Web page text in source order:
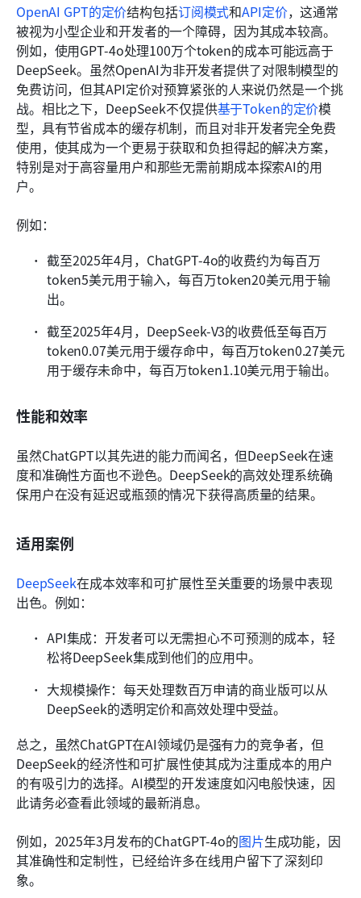
OpenAI GPT的定价结构包括订阅模式和API定价，这通常
被视为小型企业和开发者的一个障碍，因为其成本较高。
例如，使用GPT-4o处理100万个token的成本可能远高于
DeepSeek。虽然OpenAI为非开发者提供了对限制模型的
免费访问，但其API定价对预算紧张的人来说仍然是一个挑
战。相比之下，DeepSeek不仅提供基于Token的定价模
型，具有节省成本的缓存机制，而且对非开发者完全免费
使用，使其成为一个更易于获取和负担得起的解决方案，
特别是对于高容量用户和那些无需前期成本探索AI的用
户。
例如：
截至2025年4月，ChatGPT-4o的收费约为每百万
token5美元用于输入，每百万token20美元用于输
出。
截至2025年4月，DeepSeek-V3的收费低至每百万
token0.07美元用于缓存命中，每百万token0.27美元
用于缓存未命中，每百万token1.10美元用于输出。
性能和效率
虽然ChatGPT以其先进的能力而闻名，但DeepSeek在速
度和准确性方面也不逊色。DeepSeek的高效处理系统确
保用户在没有延迟或瓶颈的情况下获得高质量的结果。
适用案例
DeepSeek在成本效率和可扩展性至关重要的场景中表现
出色。例如：
API集成：开发者可以无需担心不可预测的成本，轻
松将DeepSeek集成到他们的应用中。
大规模操作：每天处理数百万申请的商业版可以从
DeepSeek的透明定价和高效处理中受益。
总之，虽然ChatGPT在AI领域仍是强有力的竞争者，但
DeepSeek的经济性和可扩展性使其成为注重成本的用户
的有吸引力的选择。AI模型的开发速度如闪电般快速，因
此请务必查看此领域的最新消息。
例如，2025年3月发布的ChatGPT-4o的图片生成功能，因
其准确性和定制性，已经给许多在线用户留下了深刻印
象。